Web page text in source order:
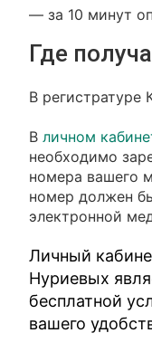
— за 10 минут
Где
В регистратуре
Вличном
необходимо
номера вашего
номер должен
электронной
Личный
Нуриевых
бесплатной
вашего